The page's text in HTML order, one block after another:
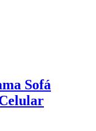
Sofá